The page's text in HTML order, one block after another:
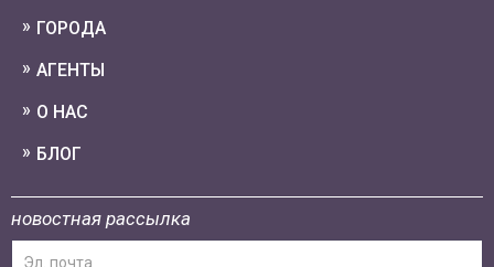
ГОРОДА
АГЕНТЫ
О НАС
БЛОГ
новостная рассылка